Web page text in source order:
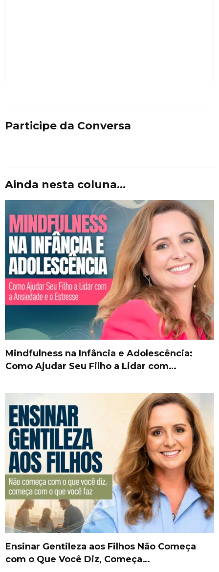
Participe da Conversa
Ainda nesta coluna...
Mindfulness na Infância e Adolescência:
Como Ajudar Seu Filho a Lidar com…
Ensinar Gentileza aos Filhos Não Começa
com o Que Você Diz, Começa…